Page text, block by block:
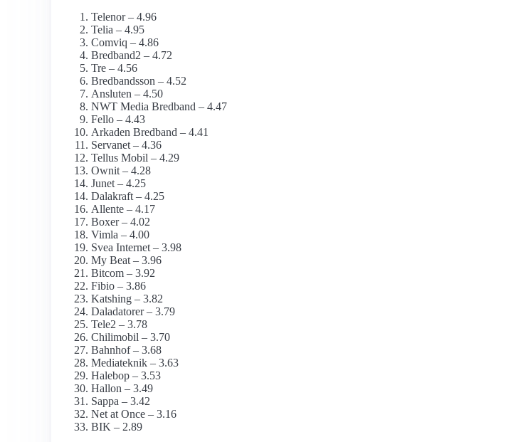
Telenor – 4.96
Telia – 4.95
Comviq – 4.86
Bredband2 – 4.72
Tre – 4.56
Bredbandsson – 4.52
Ansluten – 4.50
NWT Media Bredband – 4.47
Fello – 4.43
Arkaden Bredband – 4.41
Servanet – 4.36
Tellus Mobil – 4.29
Ownit – 4.28
Junet – 4.25
Dalakraft – 4.25
Allente – 4.17
Boxer – 4.02
Vimla – 4.00
Svea Internet – 3.98
My Beat – 3.96
Bitcom – 3.92
Fibio – 3.86
Katshing – 3.82
Daladatorer – 3.79
Tele2 – 3.78
Chilimobil – 3.70
Bahnhof – 3.68
Mediateknik – 3.63
Halebop – 3.53
Hallon – 3.49
Sappa – 3.42
Net at Once – 3.16
BIK – 2.89